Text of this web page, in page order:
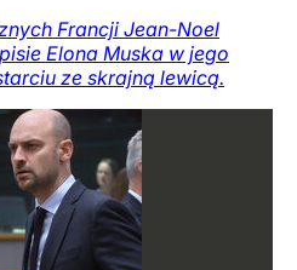
Francji Jean-Noel
Elona Muska w jego
ze skrajną lewicą.